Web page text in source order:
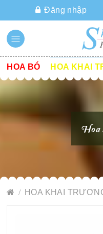
Đăng nhập
HOA BÓ HOA KHAI
Hoa
HOA KHAI